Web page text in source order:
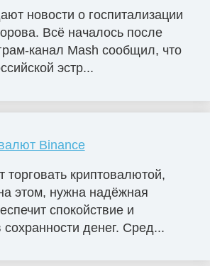
новости о госпитализации
Всё началось после
канал Mash сообщил, что
эстр...
Binance
торговать криптовалютой,
этом, нужна надёжная
спокойствие и
сохранности денег. Сред...